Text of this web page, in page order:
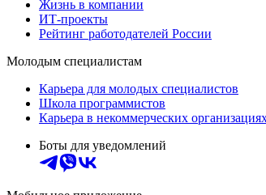
Жизнь в компании
ИТ-проекты
Рейтинг работодателей России
Молодым специалистам
Карьера для молодых специалистов
Школа программистов
Карьера в некоммерческих
Боты для уведомлений